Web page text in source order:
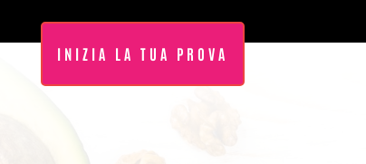
INIZIA LA TUA PROVA